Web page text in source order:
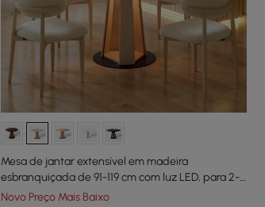
Mesa de jantar extensível em madeira
esbranquiçada de 91-119 cm com luz LED, para 2-4
pessoas
Novo Preço Mais Baixo